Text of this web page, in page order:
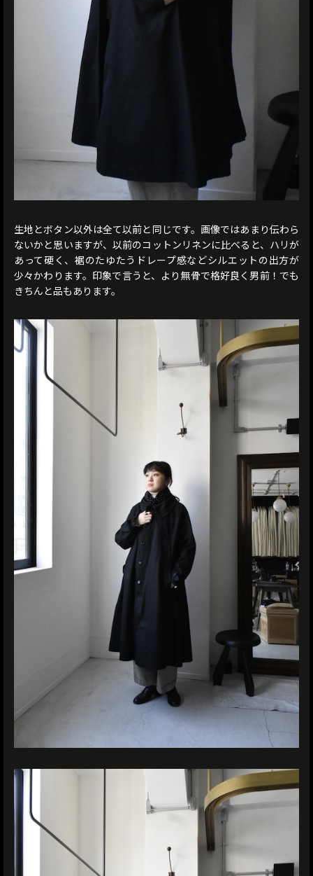
生地とボタン以外は全て以前と同じです。画像ではあまり伝わら
ないかと思いますが、以前のコットンリネンに比べると、ハリが
あって硬く、裾のたゆたうドレープ感などシルエットの出方が
少々かわります。印象で言うと、より無骨で格好良く男前！でも
きちんと品もあります。